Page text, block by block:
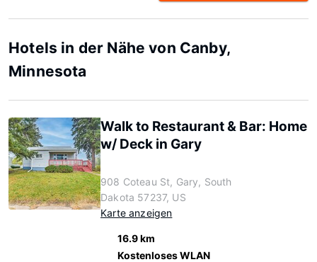
Hotels in der Nähe von Canby,
Minnesota
Walk to Restaurant & Bar: Home
w/ Deck in Gary
908 Coteau St, Gary, South
Dakota 57237, US
Karte anzeigen
16.9 km
Kostenloses WLAN